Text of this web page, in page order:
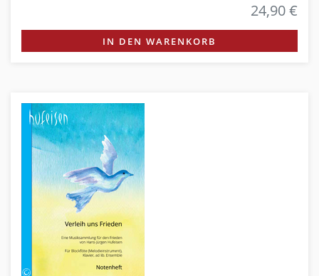
24,90 €
IN DEN WARENKORB